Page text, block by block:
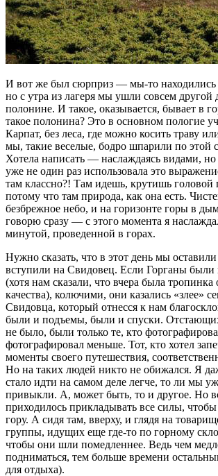
И вот же был сюрприз — мы-то
но с утра из лагеря мы ушли совсем
полонине. И такое, оказывается, бывает в
такое полонина? Это в основном пологие
Карпат, без леса, где можно косить траву
мы, такие веселые, бодро шпарили по этой
Хотела написать — наслаждаясь видами, но
уже не один раз использовала это
там классно?! Там идешь, крутишь головой
потому что там природа, как она есть.
безбрежное небо, и на горизонте горы в
говорю сразу — с этого момента я
минутой, проведенной в горах.
Нужно сказать, что в этот день мы оставили
вступили на Свидовец. Если Горганы
(хотя нам сказали, что вчера была тропинка
качества), колючими, они казались «злее»
Свидовца, который отнесся к нам
были и подъемы, были и спуски.
не было, были только те, кто
фотографировал меньше. Тот, кто хотел
моменты своего путешествия,
Но на таких людей никто не обижался. Я
стало идти на самом деле легче, то ли мы
привыкли. А, может быть, то и другое. Но
приходилось прикладывать все силы,
гору. А сидя там, вверху, и глядя на
группы, идущих еще где-то по горному
чтобы они шли помедленнее. Ведь чем
подниматься, тем больше времени
для отдыха).